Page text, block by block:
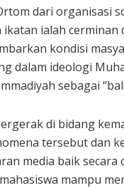
dari organisasi
ialah
kondisi
dalam ideologi
sebagai
di bidang
tersebut dan
media baik
mampu